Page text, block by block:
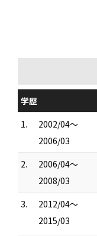
学歴
1.
2002/04～
2006/03
2.
2006/04～
2008/03
3.
2012/04～
2015/03